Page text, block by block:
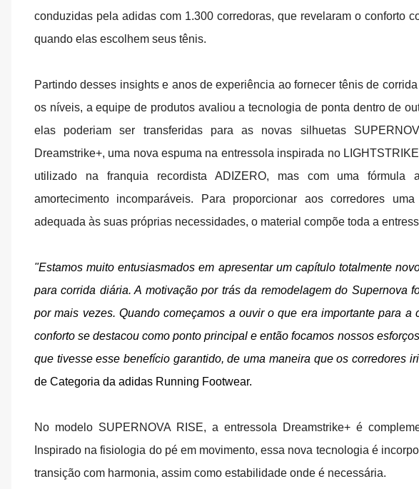
conduzidas pela adidas com 1.300 corredoras, que revelaram o conforto
quando elas escolhem seus tênis.
Partindo desses insights e anos de experiência ao fornecer tênis de
os níveis, a equipe de produtos avaliou a tecnologia de ponta dentro de
elas poderiam ser transferidas para as novas silhuetas
Dreamstrike+, uma nova espuma na entressola inspirada no
utilizado na franquia recordista ADIZERO, mas com uma fórmula
amortecimento incomparáveis. Para proporcionar aos corredores
adequada às suas próprias necessidades, o material compõe toda a
"Estamos muito entusiasmados em apresentar um capítulo totalmente
para corrida diária. A motivação por trás da remodelagem do Supernova
por mais vezes. Quando começamos a ouvir o que era importante para
conforto se destacou como ponto principal e então focamos nossos
que tivesse esse benefício garantido, de uma maneira que os corredores
de Categoria da adidas Running Footwear.
No modelo SUPERNOVA RISE, a entressola Dreamstrike+ é
Inspirado na fisiologia do pé em movimento, essa nova tecnologia é
transição com harmonia, assim como estabilidade onde é necessária.